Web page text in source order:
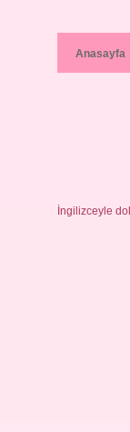
Anasayfa
İngilizceyle